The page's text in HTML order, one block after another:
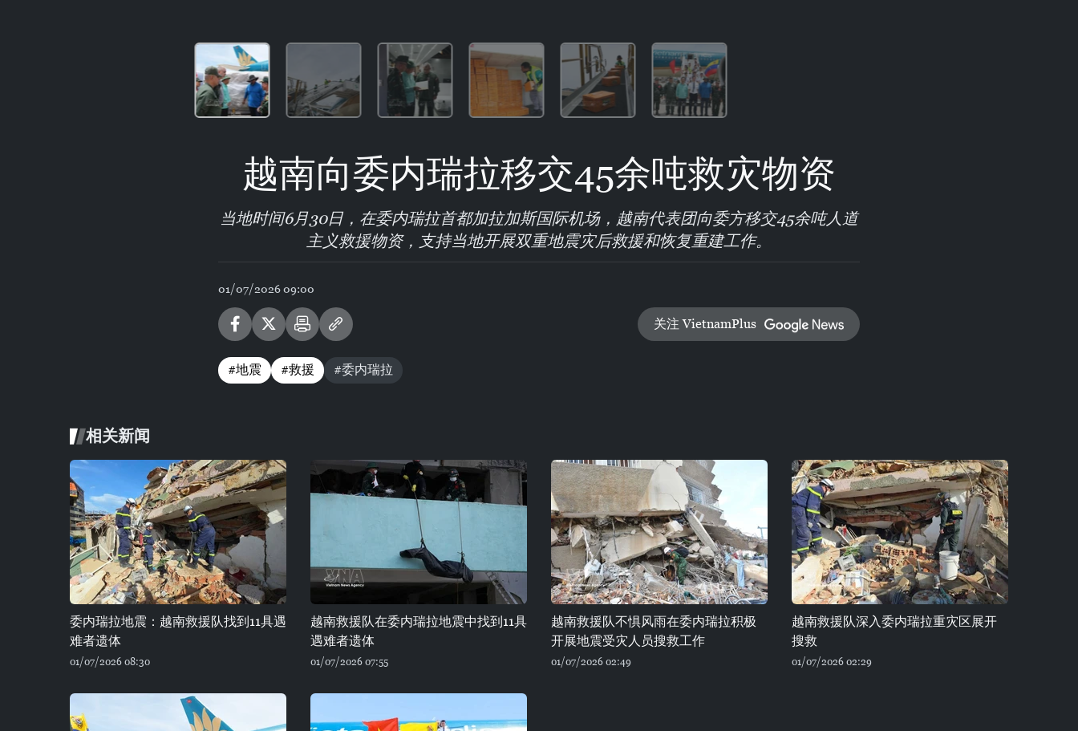
越南向委内瑞拉移交45余吨救灾物资
当地时间6月30日，在委内瑞拉首都加拉加斯国际机场，越南代表团向委方移交45余吨人道
主义救援物资，支持当地开展双重地震灾后救援和恢复重建工作。
01/07/2026 09:00
关注 VietnamPlus
#地震 #救援 #委内瑞拉
相关新闻
委内瑞拉地震：越南救援队找到11具遇
难者遗体
01/07/2026 08:30
越南救援队在委内瑞拉地震中找到11具
遇难者遗体
01/07/2026 07:55
越南救援队不惧风雨在委内瑞拉积极
开展地震受灾人员搜救工作
01/07/2026 02:49
越南救援队深入委内瑞拉重灾区展开
搜救
01/07/2026 02:29